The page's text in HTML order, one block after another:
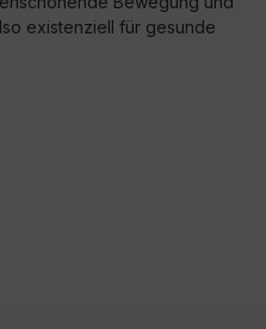
existenziell für gesunde